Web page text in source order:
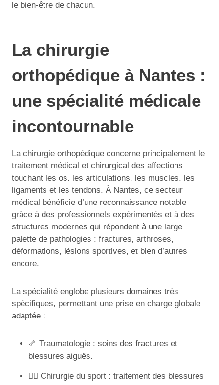
le bien-être de chacun.
La chirurgie
orthopédique à Nantes :
une spécialité médicale
incontournable
La chirurgie orthopédique concerne principalement le
traitement médical et chirurgical des affections
touchant les os, les articulations, les muscles, les
ligaments et les tendons. À Nantes, ce secteur
médical bénéficie d’une reconnaissance notable
grâce à des professionnels expérimentés et à des
structures modernes qui répondent à une large
palette de pathologies : fractures, arthroses,
déformations, lésions sportives, et bien d’autres
encore.
La spécialité englobe plusieurs domaines très
spécifiques, permettant une prise en charge globale
adaptée :
🦴 Traumatologie : soins des fractures et
blessures aiguës.
🏃‍♂️ Chirurgie du sport : traitement des blessures